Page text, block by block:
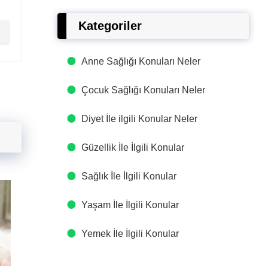
Kategoriler
Anne Sağlığı Konuları Neler
Çocuk Sağlığı Konuları Neler
Diyet İle ilgili Konular Neler
Güzellik İle İlgili Konular
Sağlık İle İlgili Konular
Yaşam İle İlgili Konular
Yemek İle İlgili Konular